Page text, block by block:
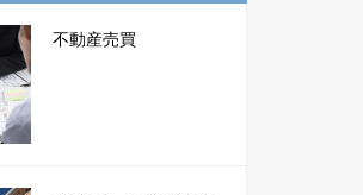
不動産売買